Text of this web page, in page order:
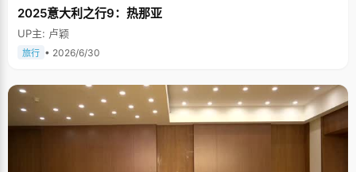
2025意大利之行9：热那亚
UP主: 卢颖
旅行 • 2026/6/30